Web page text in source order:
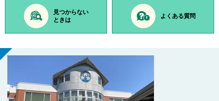
見つからない
ときは
よくある質問